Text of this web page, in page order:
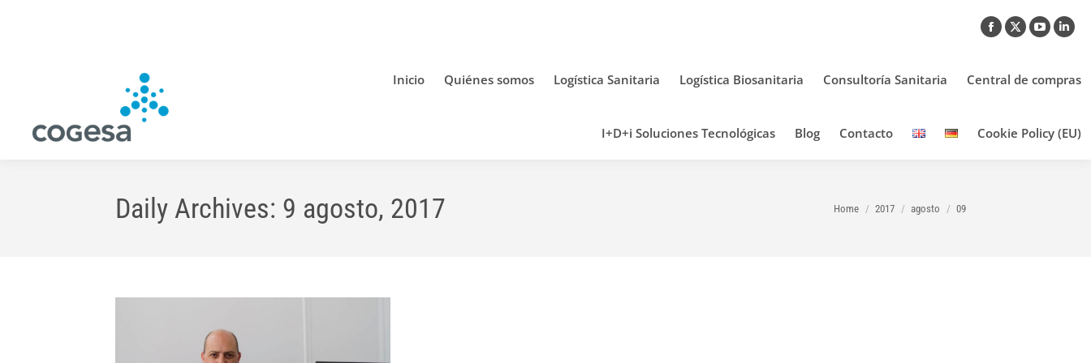
Facebook
opens
window
X
opens
window
opens
window
Inicio Quiénes somos Logística Sanitaria Logística Biosanitaria Consultoría Sanitaria Central de compras
I+D+i Soluciones Tecnológicas Blog Contacto Cookie Policy (EU)
Daily Archives: 9 agosto, 2017 You are here:
Home 2017 agosto 09